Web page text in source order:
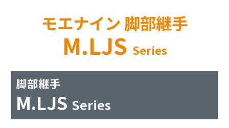
モエナイン 脚部継手
M.LJS Series
脚部継手
M.LJS Series